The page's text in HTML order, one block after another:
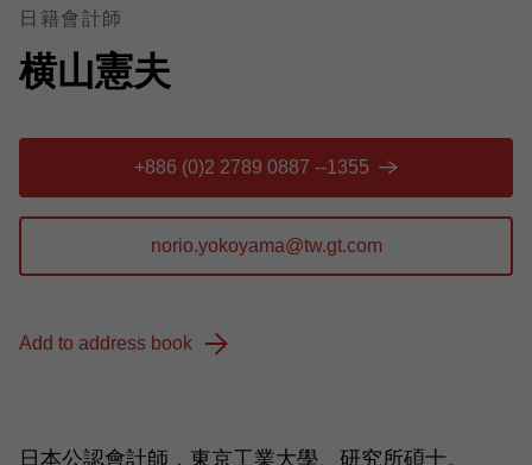
横山憲夫
日籍會計師
+886 (0)2 2789 0887 --1355
Add to address book
日本公認會計師，東京工業大學、研究所碩士。